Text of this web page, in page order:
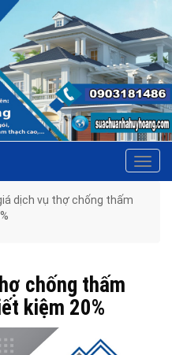
dịch vụ thợ chống thấm
chống thấm
kiệm 20%